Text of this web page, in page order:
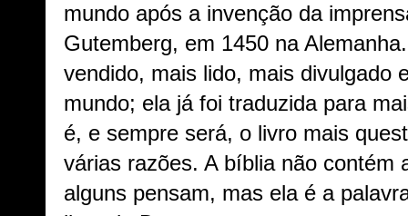
mundo após a invenção da
Gutemberg, em 1450 na
vendido, mais lido, mais divulgado
mundo; ela já foi traduzida para
é, e sempre será, o livro mais
várias razões. A bíblia não contém
alguns pensam, mas ela é a